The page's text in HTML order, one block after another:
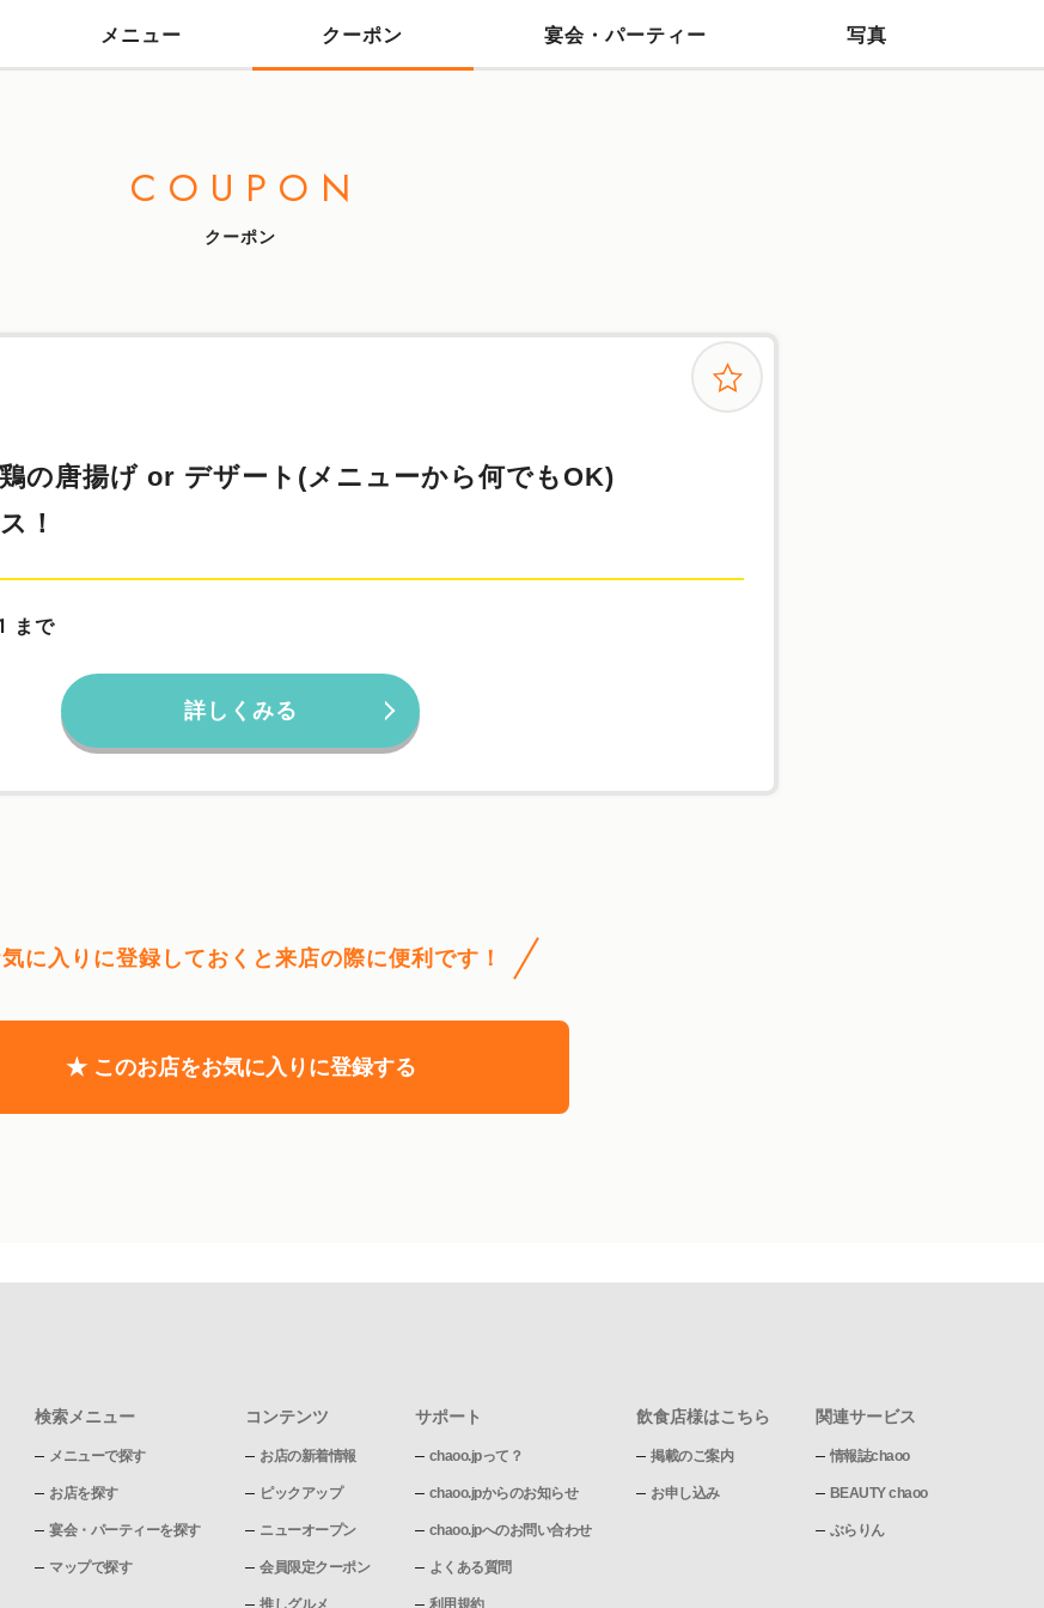
メニュー クーポン 宴会・パーティー 写真
COUPON
クーポン
の唐揚げ or デザート(メニューから何でもOK)
！
まで
詳しくみる
に入りに登録しておくと来店の際に便利です！
★ このお店をお気に入りに登録する
検索メニュー
メニューで探す
お店を探す
宴会・パーティーを探す
マップで探す
コンテンツ
お店の新着情報
ピックアップ
ニューオープン
会員限定クーポン
推しグルメ
サポート
chaoo.jpって？
chaoo.jpからのお知らせ
chaoo.jpへのお問い合わせ
よくある質問
利用規約
飲食店様はこちら
掲載のご案内
お申し込み
関連サービス
情報誌chaoo
BEAUTY chaoo
ぶらりん